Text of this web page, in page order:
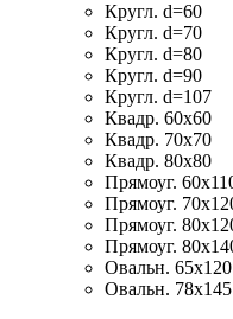
Кругл. d=60
Кругл. d=70
Кругл. d=80
Кругл. d=90
Кругл. d=107
Квадр. 60x60
Квадр. 70x70
Квадр. 80x80
Прямоуг.
Прямоуг.
Прямоуг.
Прямоуг.
Овальн. 65х120
Овальн. 78x145